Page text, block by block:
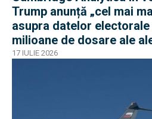
Trump anunță „cel mai
asupra datelor
milioane de dosare ale
americani
17 IULIE 2026